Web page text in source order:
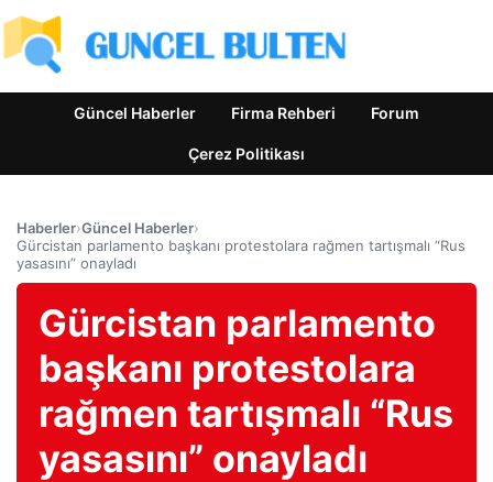
Güncel Haberler Firma Rehberi Forum
Çerez Politikası
Haberler›Güncel Haberler›
Gürcistan parlamento başkanı protestolara rağmen tartışmalı “Rus
yasasını” onayladı
Gürcistan parlamento
başkanı protestolara
rağmen tartışmalı “Rus
yasasını” onayladı